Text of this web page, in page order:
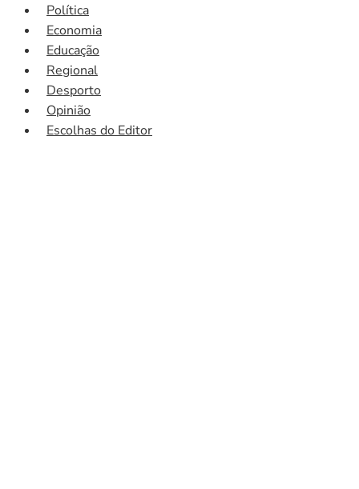
Política
Economia
Educação
Regional
Desporto
Opinião
Escolhas do Editor